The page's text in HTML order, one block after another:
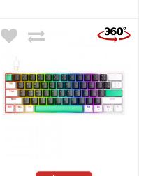
• สวิตช์ : Blue switch (clicky) • ขนาด : 65% •
แสงไฟ : RGB • คีย์แคป : ภาษาอังกฤษ / ภาษา
ไทย • เลย์เอาต์ : ANSI • การเชื่อมต่อ : แบบใช้
สาย USB-C เป็น USB-A • การเปลี่ยนสวิตช์ :
เปลี่ยนสวิตช์ได้ รองรับสวิตช์ 3 ขา / 5 ขา